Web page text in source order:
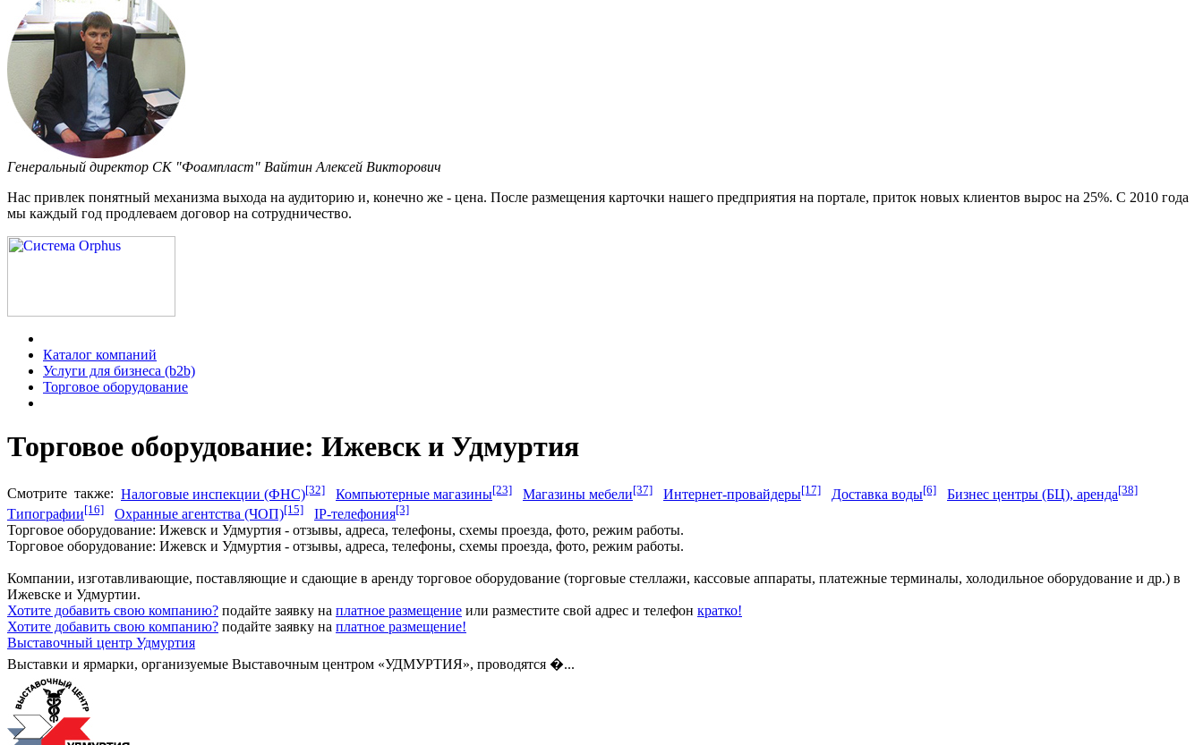
Генеральный директор СК "Фоампласт" Вайтин Алексей Викторович
Нас привлек понятный механизма выхода на аудиторию и, конечно же - цена. После размещения карточки нашего предприятия на портале, приток новых клиентов вырос на 25%. С 2010 года
мы каждый год продлеваем договор на сотрудничество.
Каталог компаний
Услуги для бизнеса (b2b)
Торговое оборудование
Торговое оборудование: Ижевск и Удмуртия
Смотрите также: Налоговые инспекции (ФНС)[32] Компьютерные магазины[23] Магазины мебели[37] Интернет-провайдеры[17] Доставка воды[6] Бизнес центры (БЦ), аренда[38]
Типографии[16] Охранные агентства (ЧОП)[15] IP-телефония[3]
Торговое оборудование: Ижевск и Удмуртия - отзывы, адреса, телефоны, схемы проезда, фото, режим работы.
Торговое оборудование: Ижевск и Удмуртия - отзывы, адреса, телефоны, схемы проезда, фото, режим работы.
Компании, изготавливающие, поставляющие и сдающие в аренду торговое оборудование (торговые стеллажи, кассовые аппараты, платежные терминалы, холодильное оборудование и др.) в
Ижевске и Удмуртии.
Хотите добавить свою компанию? подайте заявку на платное размещение или разместите свой адрес и телефон кратко!
Хотите добавить свою компанию? подайте заявку на платное размещение!
Выставочный центр Удмуртия
Выставки и ярмарки, организуемые Выставочным центром «УДМУРТИЯ», проводятся �...